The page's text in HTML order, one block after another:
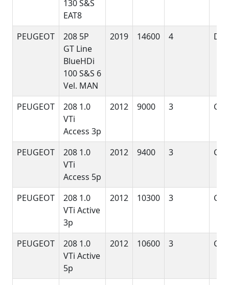
130 S&S
EAT8
PEUGEOT
208 5P
GT Line
BlueHDi
100 S&S 6
Vel. MAN
2019 14600 4 D
PEUGEOT
208 1.0
VTi
Access 3p
2012 9000 3 G
PEUGEOT
208 1.0
VTi
Access 5p
2012 9400 3 G
PEUGEOT
208 1.0
VTi Active
3p
2012 10300 3 G
PEUGEOT
208 1.0
VTi Active
5p
2012 10600 3 G